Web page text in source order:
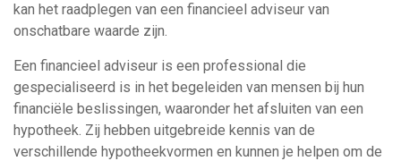
kan het raadplegen van een financieel adviseur van
onschatbare waarde zijn.
Een financieel adviseur is een professional die
gespecialiseerd is in het begeleiden van mensen bij hun
financiële beslissingen, waaronder het afsluiten van een
hypotheek. Zij hebben uitgebreide kennis van de
verschillende hypotheekvormen en kunnen je helpen om de